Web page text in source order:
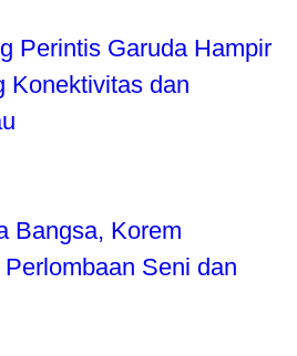
Perintis Garuda Hampir
Konektivitas dan
Bangsa, Korem
Seni dan